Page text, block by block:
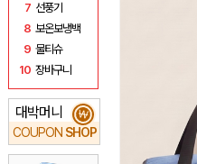
7 선풍기
8 보온보냉백
9 물티슈
10 장바구니
대박머니
COUPON SHOP
₩